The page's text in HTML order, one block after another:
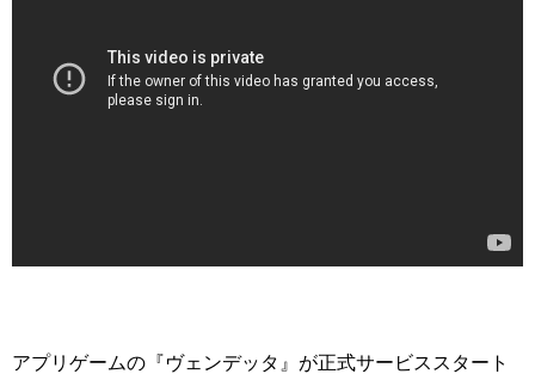
アプリゲームの『ヴェンデッタ』が正式サービススタート